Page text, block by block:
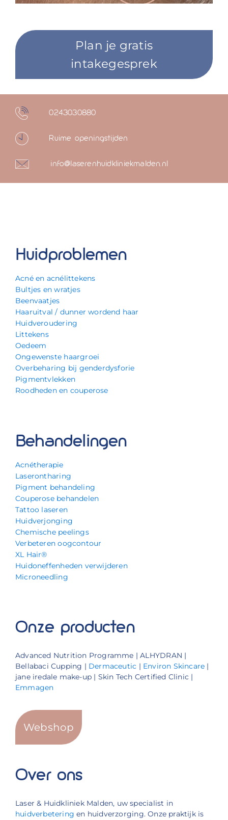
Plan je gratis
intakegesprek
0243030880
Ruime openingstijden
info@laserenhuidkliniekmalden.nl
Huidproblemen
Acné en acnélittekens
Bultjes en wratjes
Beenvaatjes
Haaruitval / dunner wordend haar
Huidveroudering
Littekens
Oedeem
Ongewenste haargroei
Overbeharing bij genderdysforie
Pigmentvlekken
Roodheden en couperose
Behandelingen
Acnétherapie
Laserontharing
Pigment behandeling
Couperose behandelen
Tattoo laseren
Huidverjonging
Chemische peelings
Verbeteren oogcontour
XL Hair®
Huidoneffenheden verwijderen
Microneedling
Onze producten
Advanced Nutrition Programme | ALHYDRAN |
Bellabaci Cupping | Dermaceutic | Environ Skincare |
jane iredale make-up | Skin Tech Certified Clinic |
Emmagen
Webshop
Over ons
Laser & Huidkliniek Malden, uw specialist in
huidverbetering en huidverzorging. Onze praktijk is